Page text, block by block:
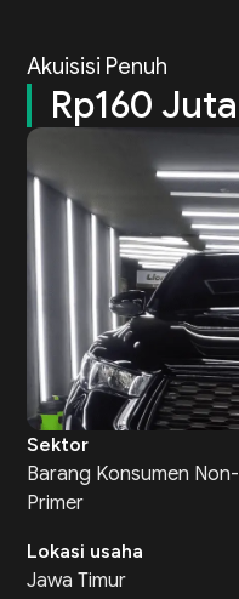
Akuisisi Penuh
Rp160 Juta
Sektor
Barang Konsumen Non-
Primer
Lokasi usaha
Jawa Timur